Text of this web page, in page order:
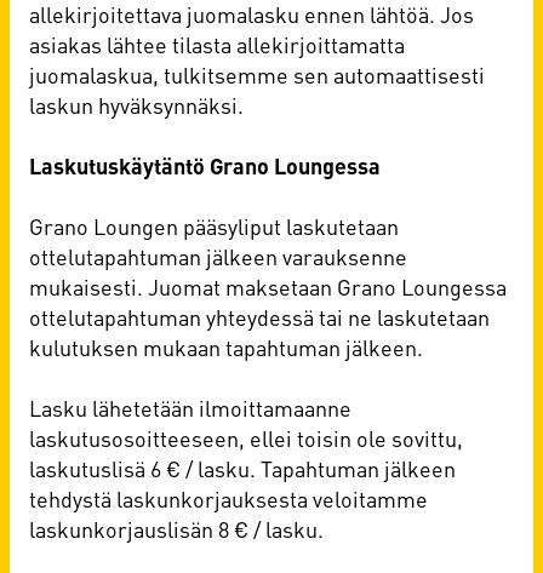
allekirjoitettava juomalasku ennen lähtöä. Jos
asiakas lähtee tilasta allekirjoittamatta
juomalaskua, tulkitsemme sen automaattisesti
laskun hyväksynnäksi.
Laskutuskäytäntö Grano Loungessa
Grano Loungen pääsyliput laskutetaan
ottelutapahtuman jälkeen varauksenne
mukaisesti. Juomat maksetaan Grano Loungessa
ottelutapahtuman yhteydessä tai ne laskutetaan
kulutuksen mukaan tapahtuman jälkeen.
Lasku lähetetään ilmoittamaanne
laskutusosoitteeseen, ellei toisin ole sovittu,
laskutuslisä 6 € / lasku. Tapahtuman jälkeen
tehdystä laskunkorjauksesta veloitamme
laskunkorjauslisän 8 € / lasku.